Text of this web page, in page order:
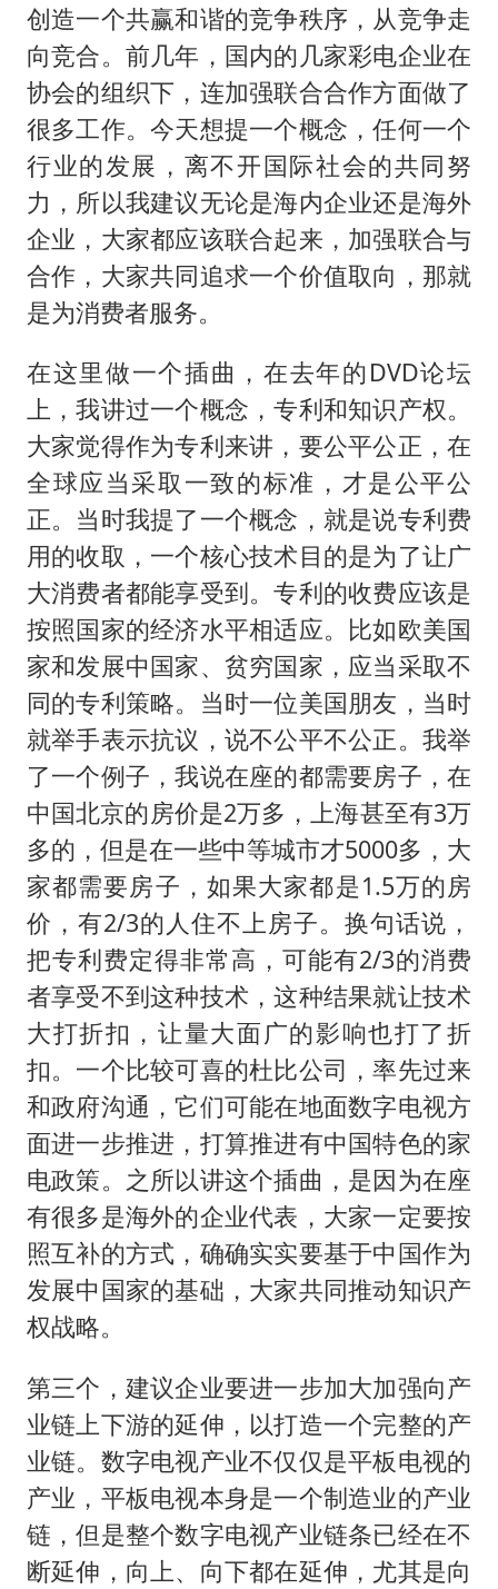
创造一个共赢和谐的竞争秩序，从竞争走
向竞合。前几年，国内的几家彩电企业在
协会的组织下，连加强联合合作方面做了
很多工作。今天想提一个概念，任何一个
行业的发展，离不开国际社会的共同努
力，所以我建议无论是海内企业还是海外
企业，大家都应该联合起来，加强联合与
合作，大家共同追求一个价值取向，那就
是为消费者服务。
在这里做一个插曲，在去年的DVD论坛
上，我讲过一个概念，专利和知识产权。
大家觉得作为专利来讲，要公平公正，在
全球应当采取一致的标准，才是公平公
正。当时我提了一个概念，就是说专利费
用的收取，一个核心技术目的是为了让广
大消费者都能享受到。专利的收费应该是
按照国家的经济水平相适应。比如欧美国
家和发展中国家、贫穷国家，应当采取不
同的专利策略。当时一位美国朋友，当时
就举手表示抗议，说不公平不公正。我举
了一个例子，我说在座的都需要房子，在
中国北京的房价是2万多，上海甚至有3万
多的，但是在一些中等城市才5000多，大
家都需要房子，如果大家都是1.5万的房
价，有2/3的人住不上房子。换句话说，
把专利费定得非常高，可能有2/3的消费
者享受不到这种技术，这种结果就让技术
大打折扣，让量大面广的影响也打了折
扣。一个比较可喜的杜比公司，率先过来
和政府沟通，它们可能在地面数字电视方
面进一步推进，打算推进有中国特色的家
电政策。之所以讲这个插曲，是因为在座
有很多是海外的企业代表，大家一定要按
照互补的方式，确确实实要基于中国作为
发展中国家的基础，大家共同推动知识产
权战略。
第三个，建议企业要进一步加大加强向产
业链上下游的延伸，以打造一个完整的产
业链。数字电视产业不仅仅是平板电视的
产业，平板电视本身是一个制造业的产业
链，但是整个数字电视产业链条已经在不
断延伸，向上、向下都在延伸，尤其是向